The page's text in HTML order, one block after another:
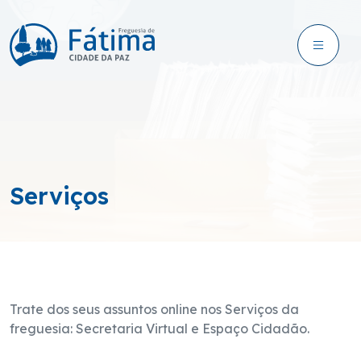
Serviços
Trate dos seus assuntos online nos Serviços da
freguesia: Secretaria Virtual e Espaço Cidadão.